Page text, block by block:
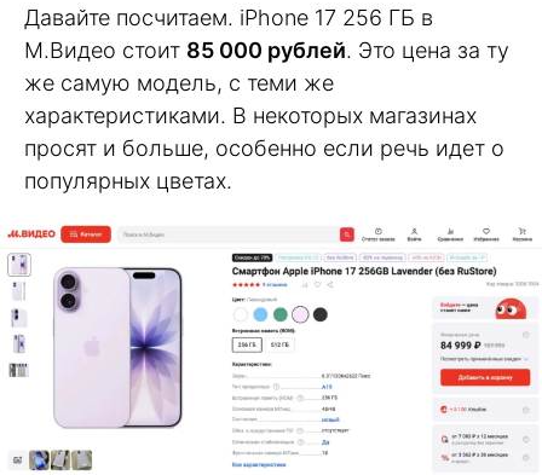
Давайте посчитаем. iPhone 17 256 ГБ в
М.Видео стоит 85 000 рублей. Это цена за ту
же самую модель, с теми же
характеристиками. В некоторых магазинах
просят и больше, особенно если речь идет о
популярных цветах.